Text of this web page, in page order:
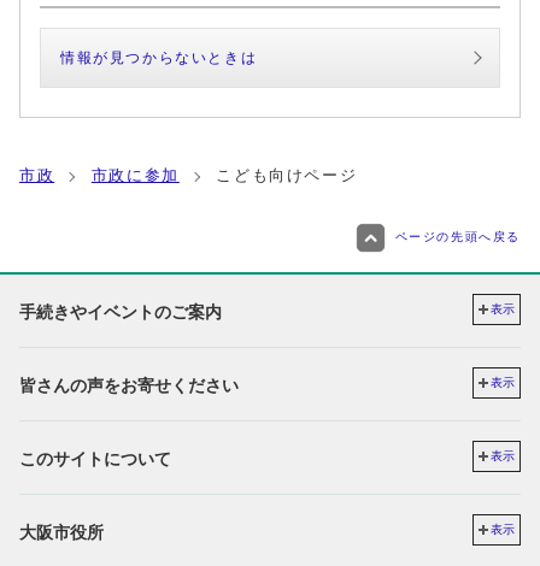
情報が見つからないときは
市政 市政に参加 こども向けページ
ページの先頭へ戻る
手続きやイベントのご案内 表示
皆さんの声をお寄せください 表示
このサイトについて 表示
大阪市役所 表示